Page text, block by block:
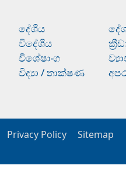
දේශීය
විදේශීය
විශේෂාංග
විද්‍යා / තාක්ෂණ
Privacy Policy Sitemap